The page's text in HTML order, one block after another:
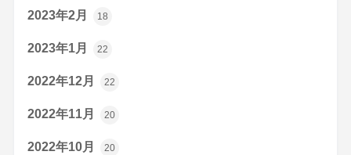
2023年2月 18
2023年1月 22
2022年12月 22
2022年11月 20
2022年10月 20